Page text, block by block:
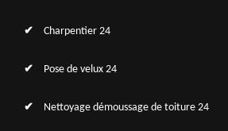
Charpentier 24
Pose de velux 24
Nettoyage démoussage de toiture 24